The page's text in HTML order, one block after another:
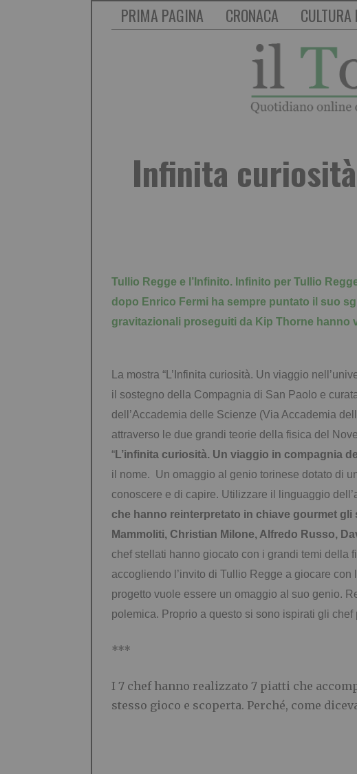
PRIMA PAGINA CRONACA CULTURA
Infinita
Tullio Regge e l’Infinito. Infinito per Tullio
dopo Enrico Fermi ha sempre puntato il suo
gravitazionali proseguiti da Kip Thorne hanno
La mostra “L’Infinita curiosità. Un viaggio
il sostegno della Compagnia di San Paolo e
dell’Accademia delle Scienze (Via Accademia
attraverso le due grandi teorie della fisica del
“L’infinita curiosità. Un viaggio in compagnia
il nome. Un omaggio al genio torinese dotato di
conoscere e di capire. Utilizzare il linguaggio
che hanno reinterpretato in chiave gourmet
Mammoliti, Christian Milone, Alfredo Russo,
chef stellati hanno giocato con i grandi temi della
accogliendo l’invito di Tullio Regge a giocare
progetto vuole essere un omaggio al suo genio.
polemica. Proprio a questo si sono ispirati gli chef
***
I 7 chef hanno realizzato 7 piatti che
stesso gioco e scoperta. Perché, come